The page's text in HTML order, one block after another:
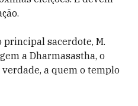
principal sacerdote, M.
a Dharmasastha, o
a quem o templo